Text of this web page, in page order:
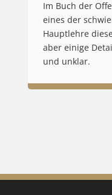
Im Buch der
eines der
Hauptlehre
aber einige
und unklar.